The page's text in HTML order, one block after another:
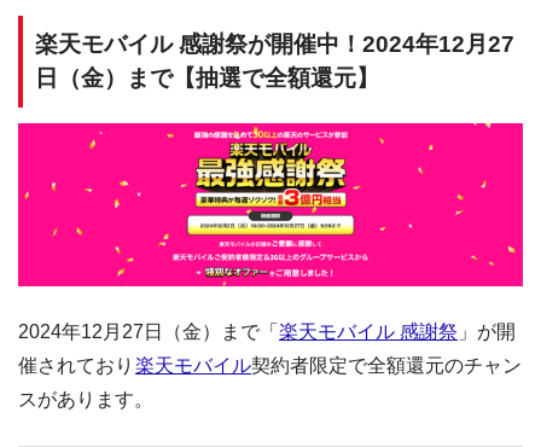
楽天モバイル 感謝祭が開催中！2024年12月27
日（金）まで【抽選で全額還元】
2024年12月27日（金）まで「 楽天モバイル 感謝祭 」が開
催されており 楽天モバイル契約者限定で全額還元のチャン
スがあります。